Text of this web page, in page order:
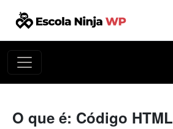
O que é: Código HTML